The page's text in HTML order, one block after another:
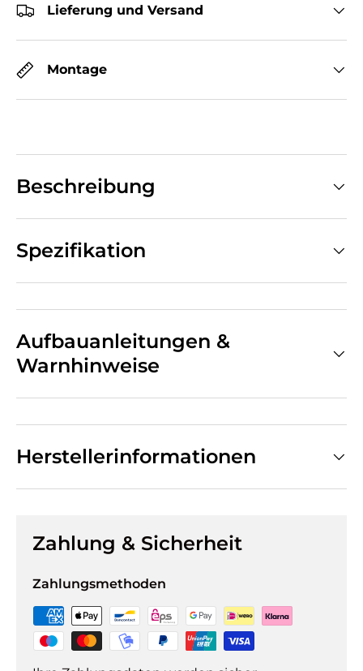
Lieferung und Versand
Montage
Beschreibung
Spezifikation
Aufbauanleitungen &
Warnhinweise
Herstellerinformationen
Zahlung & Sicherheit
Zahlungsmethoden